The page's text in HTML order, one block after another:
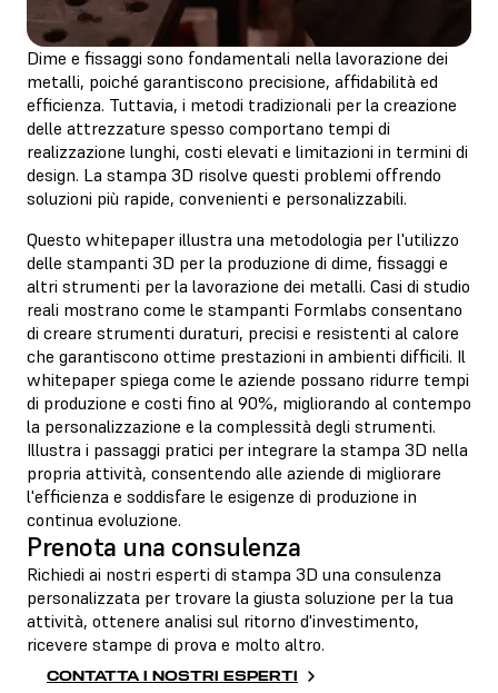
Dime e fissaggi sono fondamentali nella lavorazione dei
metalli, poiché garantiscono precisione, affidabilità ed
efficienza. Tuttavia, i metodi tradizionali per la creazione
delle attrezzature spesso comportano tempi di
realizzazione lunghi, costi elevati e limitazioni in termini di
design. La stampa 3D risolve questi problemi offrendo
soluzioni più rapide, convenienti e personalizzabili.
Questo whitepaper illustra una metodologia per l'utilizzo
delle stampanti 3D per la produzione di dime, fissaggi e
altri strumenti per la lavorazione dei metalli. Casi di studio
reali mostrano come le stampanti Formlabs consentano
di creare strumenti duraturi, precisi e resistenti al calore
che garantiscono ottime prestazioni in ambienti difficili. Il
whitepaper spiega come le aziende possano ridurre tempi
di produzione e costi fino al 90%, migliorando al contempo
la personalizzazione e la complessità degli strumenti.
Illustra i passaggi pratici per integrare la stampa 3D nella
propria attività, consentendo alle aziende di migliorare
l'efficienza e soddisfare le esigenze di produzione in
continua evoluzione.
Prenota una consulenza
Richiedi ai nostri esperti di stampa 3D una consulenza
personalizzata per trovare la giusta soluzione per la tua
attività, ottenere analisi sul ritorno d'investimento,
ricevere stampe di prova e molto altro.
CONTATTA I NOSTRI ESPERTI